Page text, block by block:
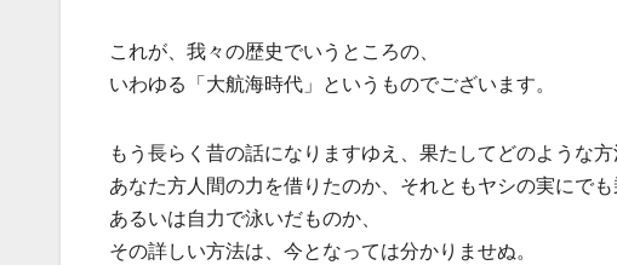
これが、我々の歴史でいうところの、
いわゆる「大航海時代」というものでございます。
もう長らく昔の話になりますゆえ、果たしてどのような方
あなた方人間の力を借りたのか、それともヤシの実にでも
あるいは自力で泳いだものか、
その詳しい方法は、今となっては分かりませぬ。